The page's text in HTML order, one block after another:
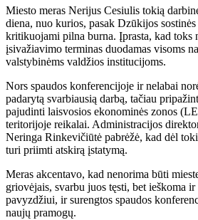
Miesto meras Nerijus Cesiulis tokią
diena, nuo kurios, pasak Dzūkijos
kritikuojami pilna burna. Įprasta, kad toks
įsivažiavimo terminas duodamas visoms
valstybinėms valdžios institucijoms.
Nors spaudos konferencijoje ir nelabai
padarytą svarbiausią darbą, tačiau
pajudinti laisvosios ekonominės zonos
teritorijoje reikalai. Administracijos
Neringa Rinkevičiūtė pabrėžė, kad dėl
turi priimti atskirą įstatymą.
Meras akcentavo, kad nenorima būti
griovėjais, svarbu juos tęsti, bet ieškoma
pavyzdžiui, ir surengtos spaudos
naujų pramogų.